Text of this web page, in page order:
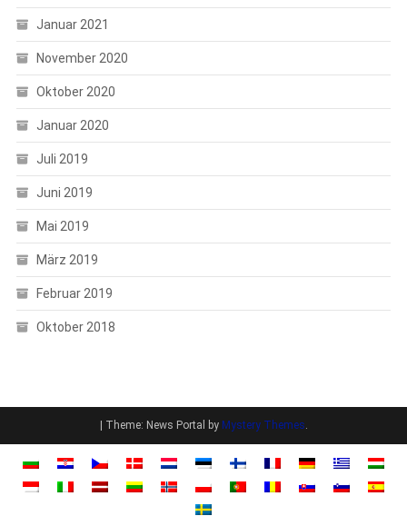
Januar 2021
November 2020
Oktober 2020
Januar 2020
Juli 2019
Juni 2019
Mai 2019
März 2019
Februar 2019
Oktober 2018
Theme: News Portal by Mystery Themes.